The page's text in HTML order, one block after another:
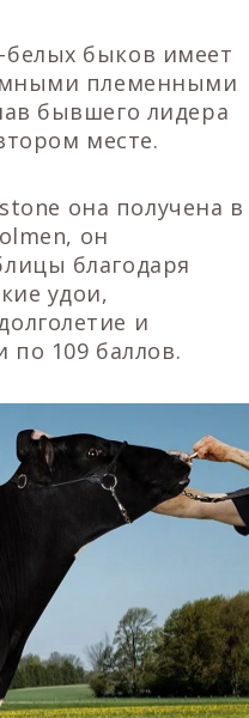
быков имеет
племенными
бывшего лидера
месте.
она получена в
он
благодаря
удои,
и
по 109 баллов.